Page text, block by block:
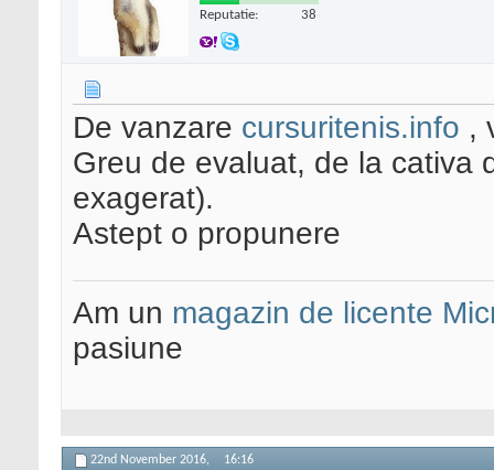
Reputatie: 38
De vanzare cursuritenis.info ,
Greu de evaluat, de la cativa
exagerat).
Astept o propunere
Am un magazin de licente
pasiune
22nd November 2016, 16:16